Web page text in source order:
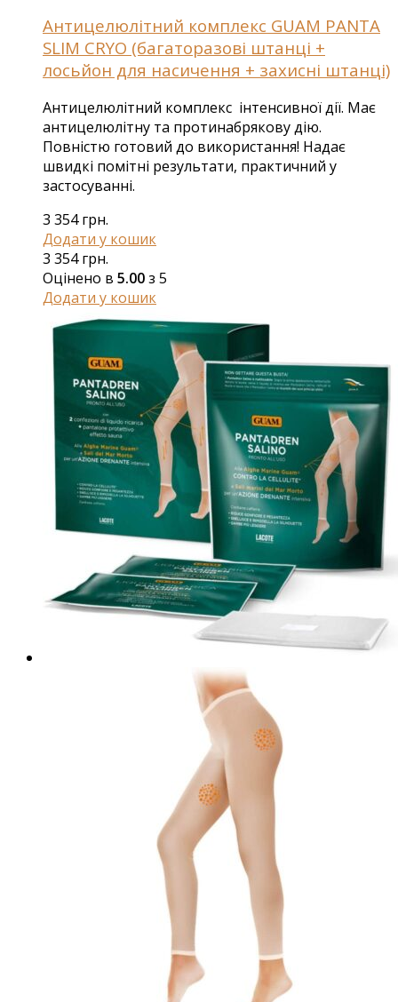
Антицелюлітний комплекс GUAM PANTA
SLIM CRYO (багаторазові штанці +
лосьйон для насичення + захисні штанці)
Антицелюлітний комплекс інтенсивної дії. Має
антицелюлітну та протинабрякову дію.
Повністю готовий до використання! Надає
швидкі помітні результати, практичний у
застосуванні.
3 354грн.
Додати у кошик
3 354грн.
Оцінено в 5.00з 5
Додати у кошик